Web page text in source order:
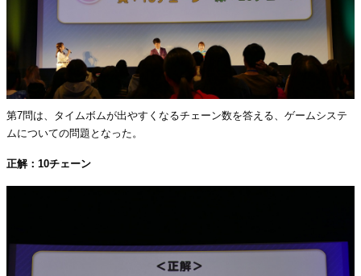
第7問は、タイムボムが出やすくなるチェーン数を答える、ゲームシステ
ムについての問題となった。
正解：10チェーン